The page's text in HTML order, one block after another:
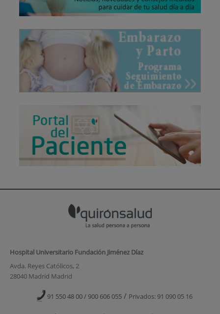
Hospital Universitario Fundación Jiménez Díaz
Avda. Reyes Católicos, 2
28040 Madrid Madrid
91 550 48 00 / 900 606 055 / Privados: 91 090 05 16